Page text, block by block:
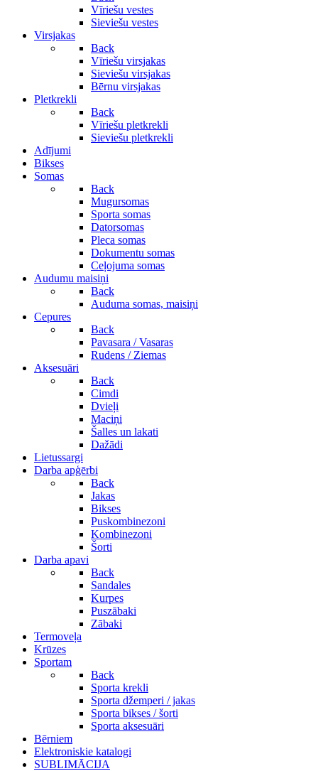
Vīriešu vestes
Sieviešu vestes
Virsjakas
Back
Vīriešu virsjakas
Sieviešu virsjakas
Bērnu virsjakas
Pletkrekli
Back
Vīriešu pletkrekli
Sieviešu pletkrekli
Adījumi
Bikses
Somas
Back
Mugursomas
Sporta somas
Datorsomas
Pleca somas
Dokumentu somas
Ceļojuma somas
Audumu maisiņi
Back
Auduma somas, maisiņi
Cepures
Back
Pavasara / Vasaras
Rudens / Ziemas
Aksesuāri
Back
Cimdi
Dvieļi
Maciņi
Šalles un lakati
Dažādi
Lietussargi
Darba apģērbi
Back
Jakas
Bikses
Puskombinezoni
Kombinezoni
Šorti
Darba apavi
Back
Sandales
Kurpes
Puszābaki
Zābaki
Termoveļa
Krūzes
Sportam
Back
Sporta krekli
Sporta džemperi / jakas
Sporta bikses / šorti
Sporta aksesuāri
Bērniem
Elektroniskie katalogi
SUBLIMĀCIJA